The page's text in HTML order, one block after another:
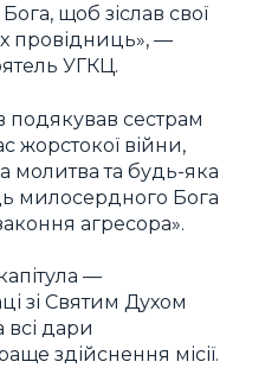
щоб зіслав свої
провідниць», —
УГКЦ.
сестрам
жорстокої війни,
молитва та будь-яка
милосердного Бога
агресора».
—
зі Святим Духом
всі дари
здійснення місії.